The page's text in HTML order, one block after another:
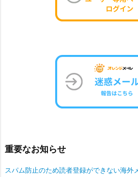
重要なお知らせ
スパム防止のため読者登録ができない海外